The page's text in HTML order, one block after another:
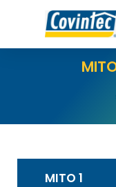
MITO 1